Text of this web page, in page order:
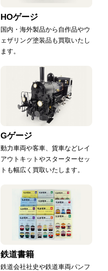
HOゲージ
国内・海外製品から自作品やウ
ェザリング塗装品も買取いたし
ます。
Gゲージ
動力車両や客車、貨車などレイ
アウトキットやスターターセッ
トも幅広く買取いたします。
鉄道書籍
鉄道会社社史や鉄道車両パンフ